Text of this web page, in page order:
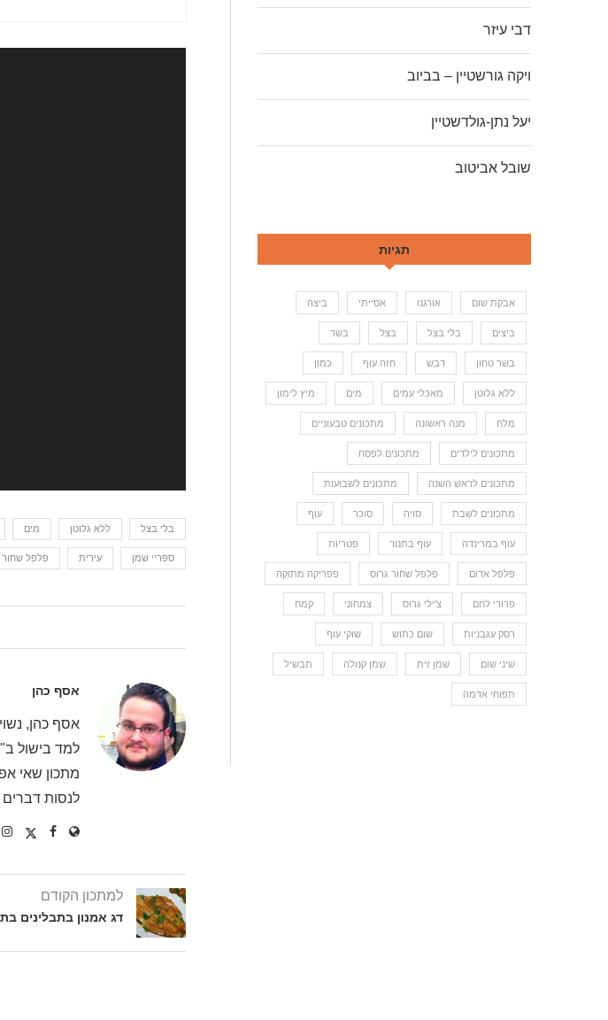
בלי בצל ללא גלוטן מים
ספריי שמן עירית פלפל שחור
אסף כהן
למד בישול
מתכון שאי
לנסות
למתכון הקודם
דג אמנון בתבלינים
דבי עיזר
ויקה גורשטיין – בביוב
יעל נתן-גולדשטיין
שובל אביטוב
תגיות
אבקת שום אורגנו אסייתי ביצה
ביצים בלי בצל בצל בשר
בשר טחון דבש חזה עוף כמון
ללא גלוטן מאכלי עמים מים מיץ לימון
מלח מנה ראשונה מתכונים טבעוניים
מתכונים לילדים מתכונים לפסח
מתכונים לראש השנה מתכונים לשבועות
מתכונים לשבת סויה סוכר עוף
עוף במרינדה עוף בתנור פטריות
פלפל אדום פלפל שחור גרוס פפריקה מתוקה
פרורי לחם צ'ילי גרוס צמחוני קמח
רסק עגבניות שום כתוש שוקי עוף
שיני שום שמן זית שמן קנולה תבשיל
תפוחי אדמה